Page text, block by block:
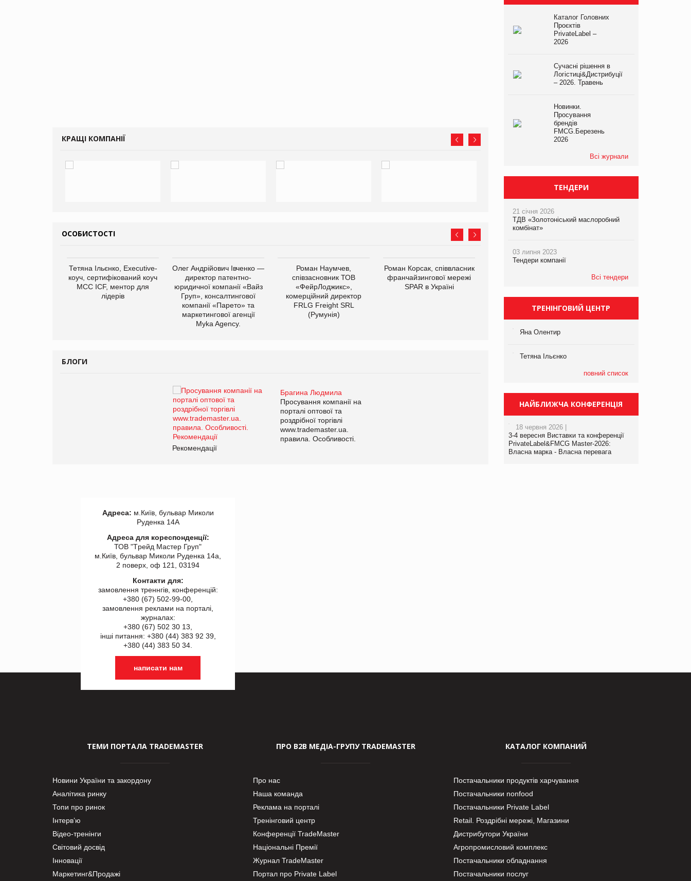
КРАЩІ КОМПАНІЇ
ОСОБИСТОСТІ
Тетяна Ільєнко, Executive-
коуч, сертифікований коуч
МСС ICF, ментор для
лідерів
Олег Андрійович Івченко —
директор патентно-
юридичної компанії «Вайз
Груп», консалтингової
компанії «Парето» та
маркетингової агенції
Myka Agency.
Роман Наумчев,
співзасновник ТОВ
«ФейрЛоджикс»,
комерційний директор
FRLG Freight SRL
(Румунія)
Роман Корсак, співвласник
франчайзингової мережі
SPAR в Україні
виробництва
компанії «УкраМарин»
БЛОГИ
Брагина Людмила
Просування компанії на
порталі оптової та
роздрібної торгівлі
www.trademaster.ua.
правила. Особливості.
Рекомендації
Брагина Людмила
Просування компанії на
www.trademaster.ua.
правила. Особливості.
Каталог Головних
Проєктів
PrivateLabel –
2026
Сучасні рішення в
Логістиці&Дистрибуції
– 2026. Травень
Новинки.
Просування
брендів
FMCG.Березень
2026
Всі журнали
ТЕНДЕРИ
21 січня 2026
ТДВ «Золотоніський маслоробний
комбінат»
03 липня 2023
Тендери компанії
Всі тендери
ТРЕНІНГОВИЙ ЦЕНТР
Яна Олентир
Тетяна Ільєнко
повний список
НАЙБЛИЖЧА КОНФЕРЕНЦІЯ
18 червня 2026 |
3-4 вересня Виставки та конференції
PrivateLabel&FMCG Master-2026:
Власна марка - Власна перевага
Адреса: м.Київ, бульвар Миколи
Руденка 14А
Адреса для кореспонденції:
ТОВ "Tрейд Мастер Груп"
м.Київ, бульвар Миколи Руденка 14а,
2 поверх, оф 121, 03194
Контакти для:
замовлення треннгів, конференцій:
+380 (67) 502-99-00,
замовлення реклами на порталі,
журналах:
+380 (67) 502 30 13,
інші питання: +380 (44) 383 92 39,
+380 (44) 383 50 34.
написати нам
ТЕМИ ПОРТАЛА TRADEMASTER
Новини України та закордону
Аналітика ринку
Топи про ринок
Інтерв’ю
Відео-тренінги
Світовий досвід
Інновації
Маркетинг&Продажі
ПРО В2В МЕДІА-ГРУПУ TRADEMASTER
Про нас
Наша команда
Реклама на порталі
Тренінговий центр
Конференції TradeMaster
Національні Премії
Журнал TradeMaster
Портал про Private Label
КАТАЛОГ КОМПАНИЙ
Постачальники продуктів харчування
Постачальники nonfood
Постачальники Private Label
Retail. Роздрібні мережі, Магазини
Дистрибутори України
Агропромисловий комплекс
Постачальники обладнання
Постачальники послуг